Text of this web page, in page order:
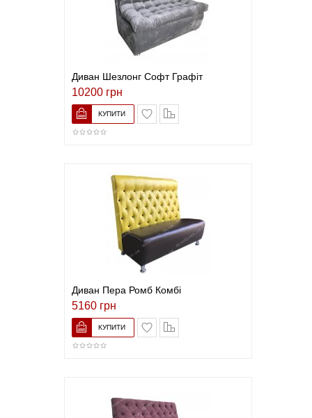
Диван Шезлонг Софт Графіт
10200 грн
В закладки
Диван Пера Ромб Комбі
5160 грн
В закладки